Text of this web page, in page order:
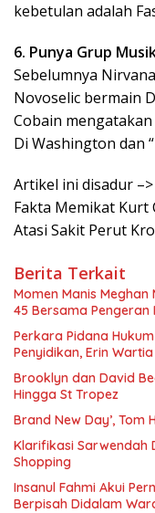
kebetulan adalah
6. Punya Grup
Sebelumnya
Novoselic bermain
Cobain
Di Washington dan
Artikel ini disadur
Fakta Memikat Kurt
Atasi Sakit Perut
Berita Terkait
Momen Manis
45 Bersama Pengeran
Perkara Pidana
Penyidikan, Erin
Brooklyn dan David
Hingga St Tropez
Brand New Day’, Tom
Klarifikasi Sarwendah
Shopping
Insanul Fahmi Akui
Berpisah Didalam